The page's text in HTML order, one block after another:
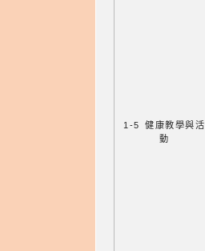
1-5 健康教學與活
動